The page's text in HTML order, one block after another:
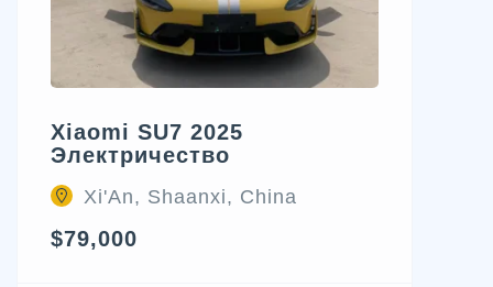
Xiaomi SU7 2025
Электричество
Xi'An, Shaanxi, China
$79,000